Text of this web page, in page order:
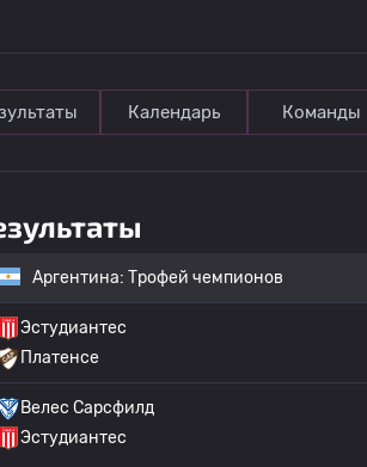
Календарь Команды
Аргентина: Трофей чемпионов
Эстудиантес
Платенсе
Велес Сарсфилд
Эстудиантес